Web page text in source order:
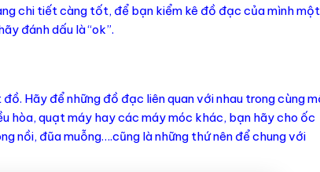
chi tiết càng tốt, để bạn kiểm kê đồ đạc của mình một
đánh dấu là “ok”.
Hãy để những đồ đạc liên quan với nhau trong cùng
hòa, quạt máy hay các máy móc khác, bạn hãy cho ốc
nồi, đũa muỗng….cũng là những thứ nên để chung với